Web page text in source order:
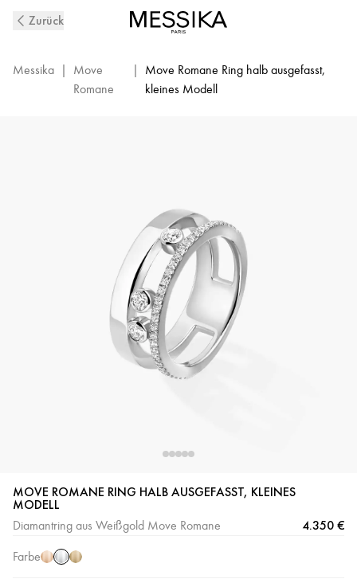
Move
aus
Zurück
Messika |
Move
Romane
|
Move Romane Ring halb ausgefasst,
kleines Modell
MOVE ROMANE RING HALB AUSGEFASST, KLEINES
MODELL
Diamantring aus Weißgold Move Romane 4.350 €
Farbe
RoségoldWeißgold
Gelbgold